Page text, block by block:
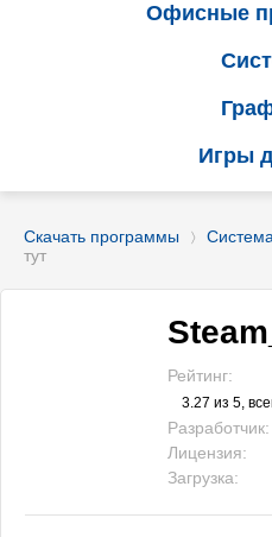
Скачать программы 〉 Система
тут
Рейтинг:
3.27 из 5,
Разработчик:
Лицензия:
Загрузка:
Офисные
Игры